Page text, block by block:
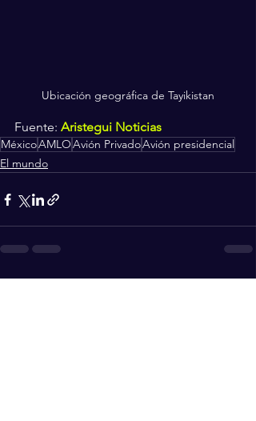
Ubicación geográfica de Tayikistan
Fuente: Aristegui Noticias
MéxicoAMLOAvión PrivadoAvión presidencial
El mundo